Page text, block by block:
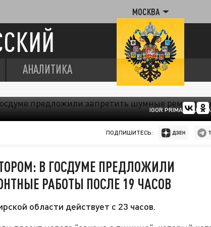
МОСКВА
АНАЛИТИКА
IGOR PRIMAK/
ПОДПИШИТЕСЬ:
В ГОСДУМЕ ПРЕДЛОЖИЛИ
РАБОТЫ ПОСЛЕ 19 ЧАСОВ
области действует с 23 часов.